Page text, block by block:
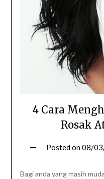
4 Cara
Rosak
Posted on08/
Bagi anda yang masih